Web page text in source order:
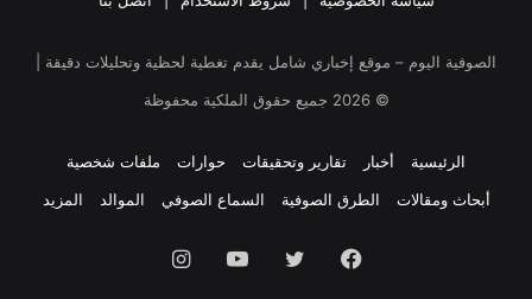
الصوفية اليوم – موقع إخباري شامل يقدم تغطية لحظية وتحليلات دقيقة |
©
2026 جميع حقوق الملكية محفوظة
الرئيسية أخبار تقارير وتحقيقات حوارات
ملفات شخصية
أبحاث ومقالات
الطرق الصوفية السماع الصوفي الموالد المزيد
فيسبوك تويتر يوتيوب